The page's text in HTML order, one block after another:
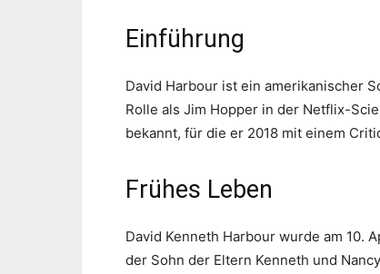
Einführung
David Harbour ist ein amerikanischer
Rolle als Jim Hopper in der Netflix-
bekannt, für die er 2018 mit einem
Frühes Leben
David Kenneth Harbour wurde am 10.
der Sohn der Eltern Kenneth und